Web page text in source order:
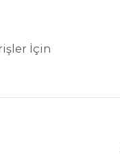
İçin